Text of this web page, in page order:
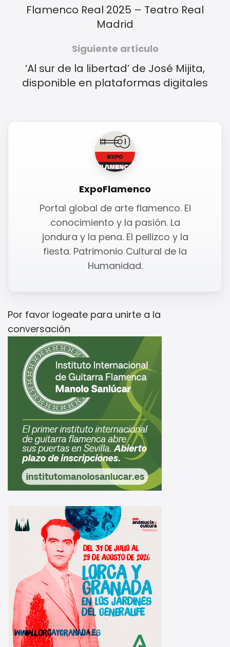
Flamenco Real 2025 – Teatro Real
Madrid
Siguiente artículo
‘Al sur de la libertad’ de José Mijita,
disponible en plataformas digitales
ExpoFlamenco
Portal global de arte flamenco. El
conocimiento y la pasión. La
jondura y la pena. El pellizco y la
fiesta. Patrimonio Cultural de la
Humanidad.
Por favor logeate para unirte a la
conversación